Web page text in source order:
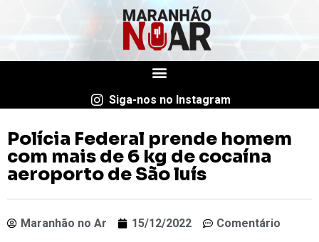
Siga-nos no Instagram
Polícia Federal prende homem
com mais de 6 kg de cocaína
aeroporto de São luís
Maranhão no Ar 15/12/2022 Comentário